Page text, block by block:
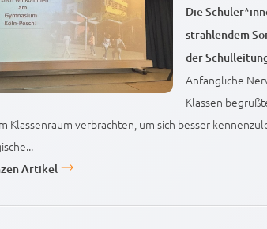
Die
strahlendem
der
Anfängliche
Klassen
Klassenraum verbrachten, um sich besser
Artikel